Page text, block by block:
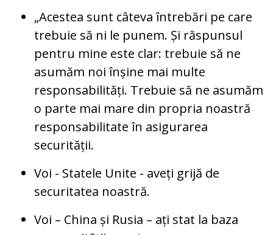
„Acestea sunt câteva întrebări pe care
trebuie să ni le punem. Și răspunsul
pentru mine este clar: trebuie să ne
asumăm noi înșine mai multe
responsabilități. Trebuie să ne asumăm
o parte mai mare din propria noastră
responsabilitate în asigurarea
securității.
Voi - Statele Unite - aveți grijă de
securitatea noastră.
Voi – China și Rusia – ați stat la baza